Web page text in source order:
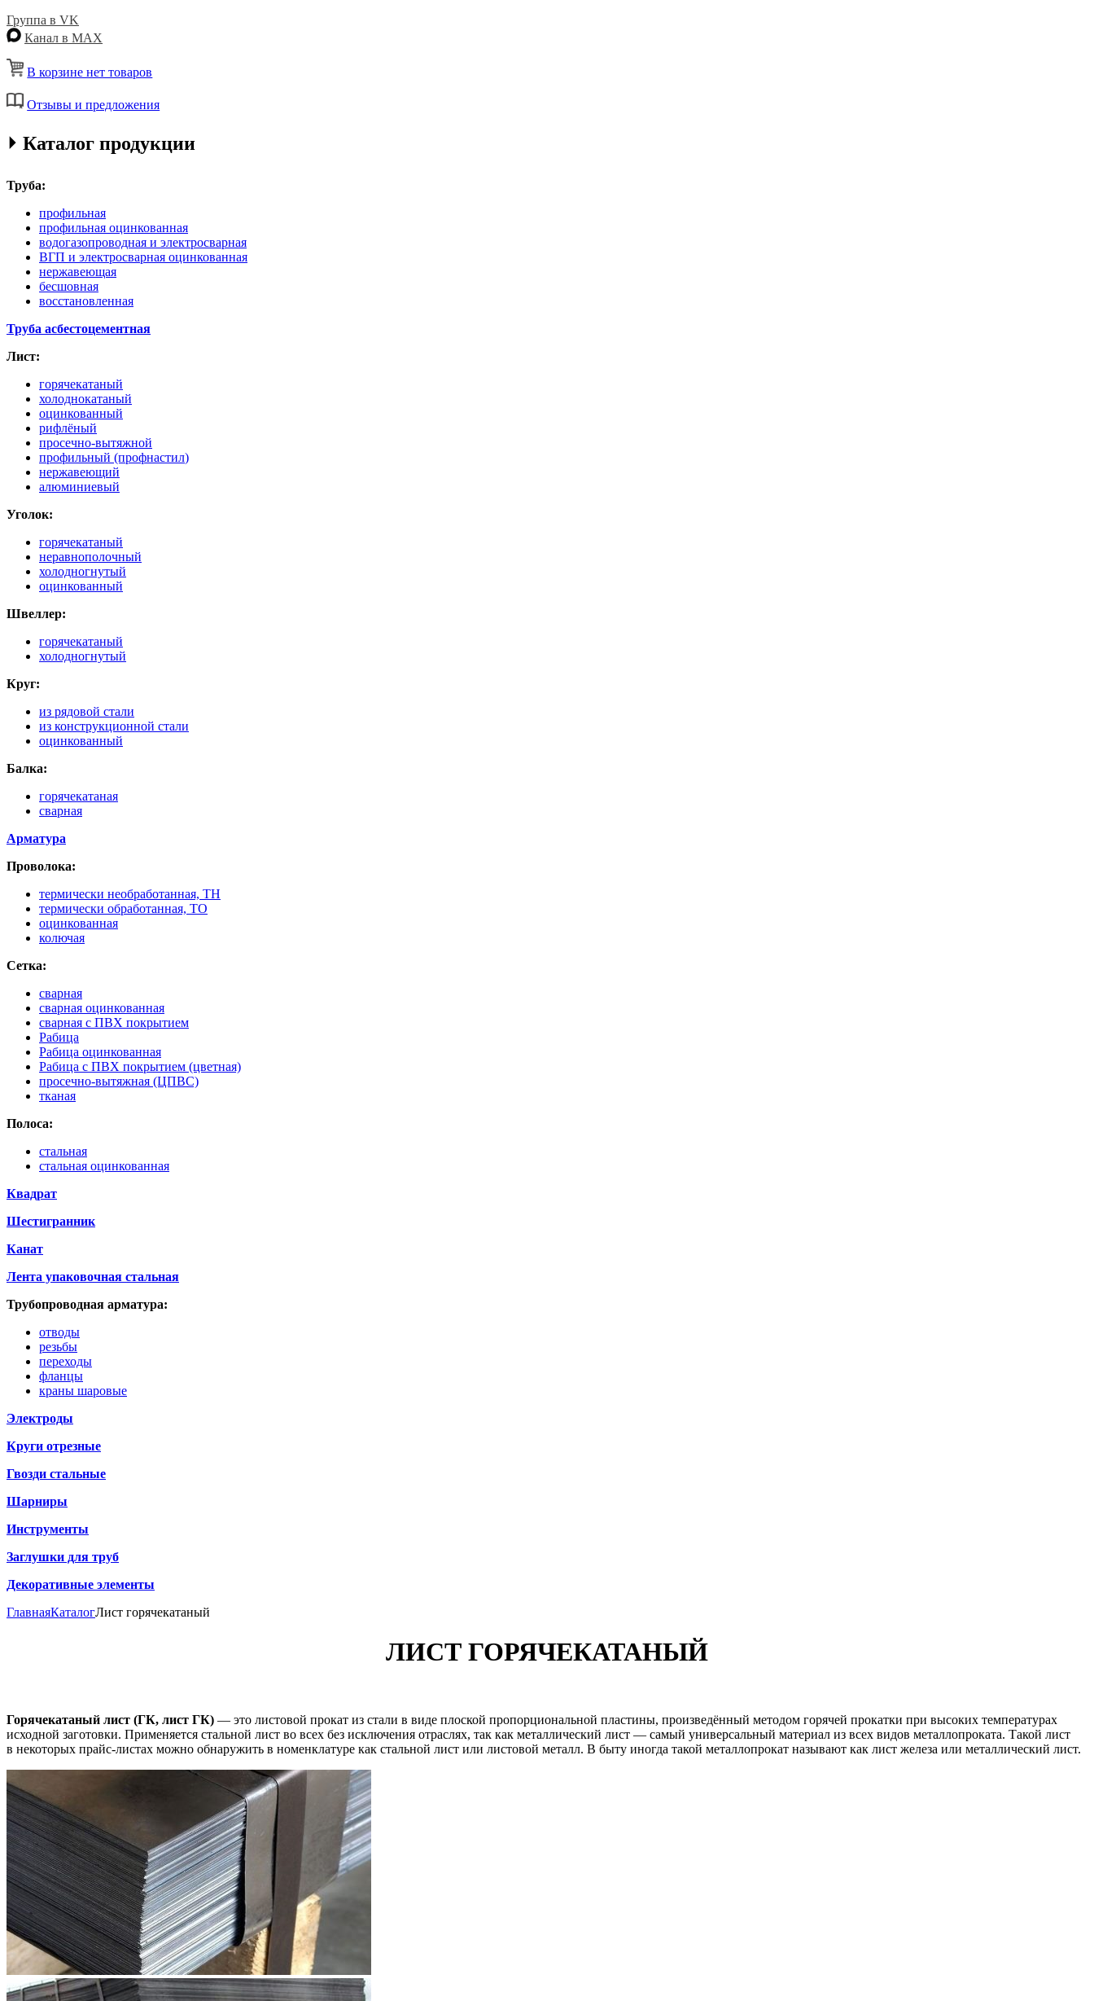
Группа в VK
Канал в MAX
В корзине нет товаров
Отзывы и предложения
⏵ Каталог продукции
Труба:
профильная
профильная оцинкованная
водогазопроводная и электросварная
ВГП и электросварная оцинкованная
нержавеющая
бесшовная
восстановленная
Труба асбестоцементная
Лист:
горячекатаный
холоднокатаный
оцинкованный
рифлёный
просечно-вытяжной
профильный (профнастил)
нержавеющий
алюминиевый
Уголок:
горячекатаный
неравнополочный
холодногнутый
оцинкованный
Швеллер:
горячекатаный
холодногнутый
Круг:
из рядовой стали
из конструкционной стали
оцинкованный
Балка:
горячекатаная
сварная
Арматура
Проволока:
термически необработанная, ТН
термически обработанная, ТО
оцинкованная
колючая
Сетка:
сварная
сварная оцинкованная
сварная с ПВХ покрытием
Рабица
Рабица оцинкованная
Рабица с ПВХ покрытием (цветная)
просечно-вытяжная (ЦПВС)
тканая
Полоса:
стальная
стальная оцинкованная
Квадрат
Шестигранник
Канат
Лента упаковочная стальная
Трубопроводная арматура:
отводы
резьбы
переходы
фланцы
краны шаровые
Электроды
Круги отрезные
Гвозди стальные
Шарниры
Инструменты
Заглушки для труб
Декоративные элементы
ГлавнаяКаталогЛист горячекатаный
ЛИСТ ГОРЯЧЕКАТАНЫЙ
Горячекатаный лист (ГК, лист ГК) — это листовой прокат из стали в виде плоской пропорциональной пластины, произведённый методом горячей прокатки при высоких температурах
исходной заготовки. Применяется стальной лист во всех без исключения отраслях, так как металлический лист — самый универсальный материал из всех видов металлопроката. Такой лист
в некоторых прайс-листах можно обнаружить в номенклатуре как стальной лист или листовой металл. В быту иногда такой металлопрокат называют как лист железа или металлический лист.